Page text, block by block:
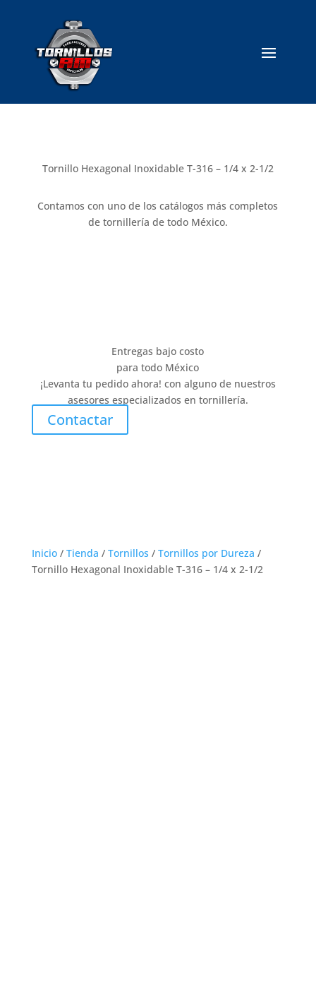
Tornillo Hexagonal Inoxidable T-316 – 1/4 x 2-1/2
Contamos con uno de los catálogos más completos
de tornillería de todo México.
Entregas bajo costo
para todo México
¡Levanta tu pedido ahora! con alguno de nuestros
asesores especializados en tornillería.
Contactar
Inicio/ Tienda / Tornillos / Tornillos por Dureza /
Tornillo Hexagonal Inoxidable T-316 – 1/4 x 2-1/2